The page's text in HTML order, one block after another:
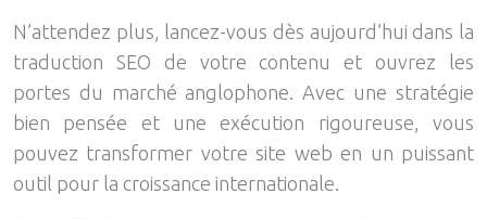
N’attendez plus, lancez-vous dès aujourd’hui dans la
traduction SEO de votre contenu et ouvrez les
portes du marché anglophone. Avec une stratégie
bien pensée et une exécution rigoureuse, vous
pouvez transformer votre site web en un puissant
outil pour la croissance internationale.